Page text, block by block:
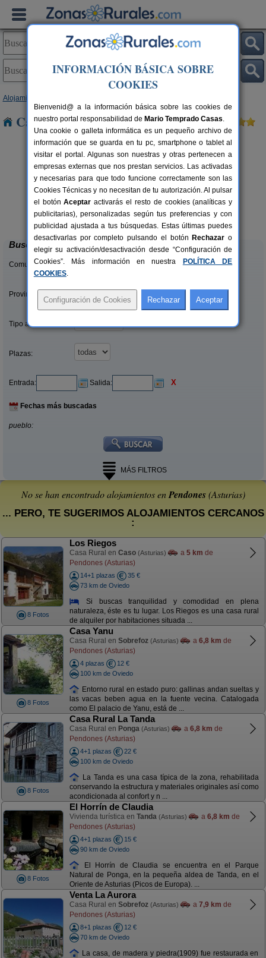
Alojamientos
Casas Rurales cerca de Pendones
4+1 pers.
desde26 €
El Acebo
Beloncio (Asturias)
Buscar
Comunidades:
Provincias/Islas:
Tipo alquiler:
Plazas:
Entrada: Salida: X
Fechas más buscadas
pueblo:
MÁS FILTROS
No se han encontrado alojamientos enPendones(Asturias)
... PERO, TE SUGERIMOS ALOJAMIENTOS CERCANOS
:
8 Fotos
Los Riegos
Casa Rural en Caso (Asturias) a 5 km de
Pendones (Asturias)
14+1 plazas
35 €
73 km de Oviedo
Si buscas tranquilidad y comodidad en plena
naturaleza, éste es tu lugar. Los Riegos es una casa rural
de alquiler por habitaciones situada ...
8 Fotos
Casa Yanu
Casa Rural en Sobrefoz (Asturias) a 6,8 km de
Pendones (Asturias)
4 plazas
12 €
100 km de Oviedo
Entorno rural en estado puro: gallinas andan sueltas y
las vacas beben agua en la fuente vecina. Catalogada
como El palacio de Yanu, está de ...
8 Fotos
Casa Rural La Tanda
Casa Rural en Ponga (Asturias) a 6,8 km de
Pendones (Asturias)
4+1 plazas
22 €
100 km de Oviedo
La Tanda es una casa típica de la zona, rehabilitada
conservando la estructura y materiales originales así como
acondicionada al confort y n ...
8 Fotos
El Horrín de Claudia
Vivienda turística en Tanda (Asturias) a 6,8 km de
Pendones (Asturias)
4+1 plazas
15 €
90 km de Oviedo
El Horrín de Claudia se encuentra en el Parque
Natural de Ponga, en la pequeña aldea de Tanda, en el
Oriente de Asturias (Picos de Europa). ...
Venta La Aurora
Casa Rural en Sobrefoz (Asturias) a 7,9 km de
Pendones (Asturias)
8+1 plazas
12 €
70 km de Oviedo
La casa, de madera y piedra(1909) fue restaurada en
INFORMACIÓN BÁSICA SOBRE
COOKIES
Bienvenid@ a la información básica sobre las cookies de
nuestro portal responsabilidad de Mario Temprado Casas.
Una cookie o galleta informática es un pequeño archivo de
información que se guarda en tu pc, smartphone o tablet al
visitar el portal. Algunas son nuestras y otras pertenecen a
empresas externas que nos prestan servicios. Las activadas
y necesarias para que todo funcione correctamente son las
Cookies Técnicas y no necesitan de tu autorización. Al pulsar
el botónAceptar activarás el resto de cookies (analíticas y
publicitarias), personalizadas según tus preferencias y con
publicidad ajustada a tus búsquedas. Estas últimas puedes
desactivarlas por completo pulsando el botón Rechazar o
elegir su activación/desactivación desde “Configuración de
Cookies”. Más información en nuestra
POLÍTICA DE
COOKIES.